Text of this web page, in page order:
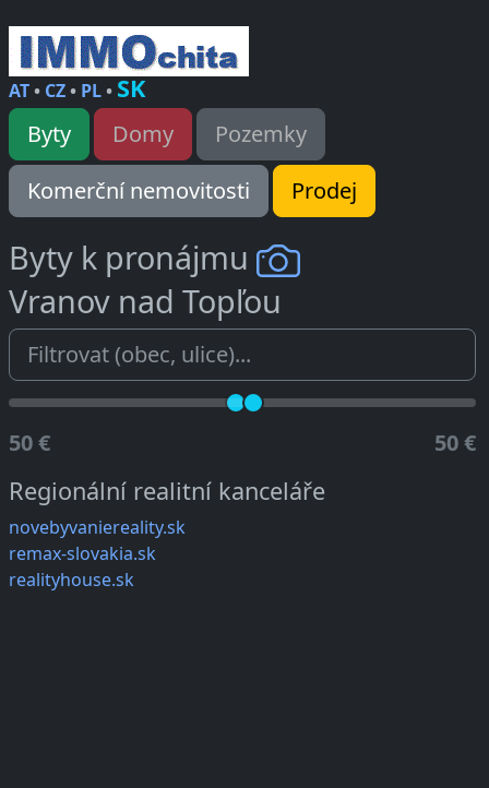
AT• CZ• PL• SK
Byty Domy
Pozemky
Komerční nemovitosti
Prodej
Byty k pronájmu
Vranov nad Topľou
50 € 50 €
Regionální realitní kanceláře
novebyvaniereality.sk
remax-slovakia.sk
realityhouse.sk